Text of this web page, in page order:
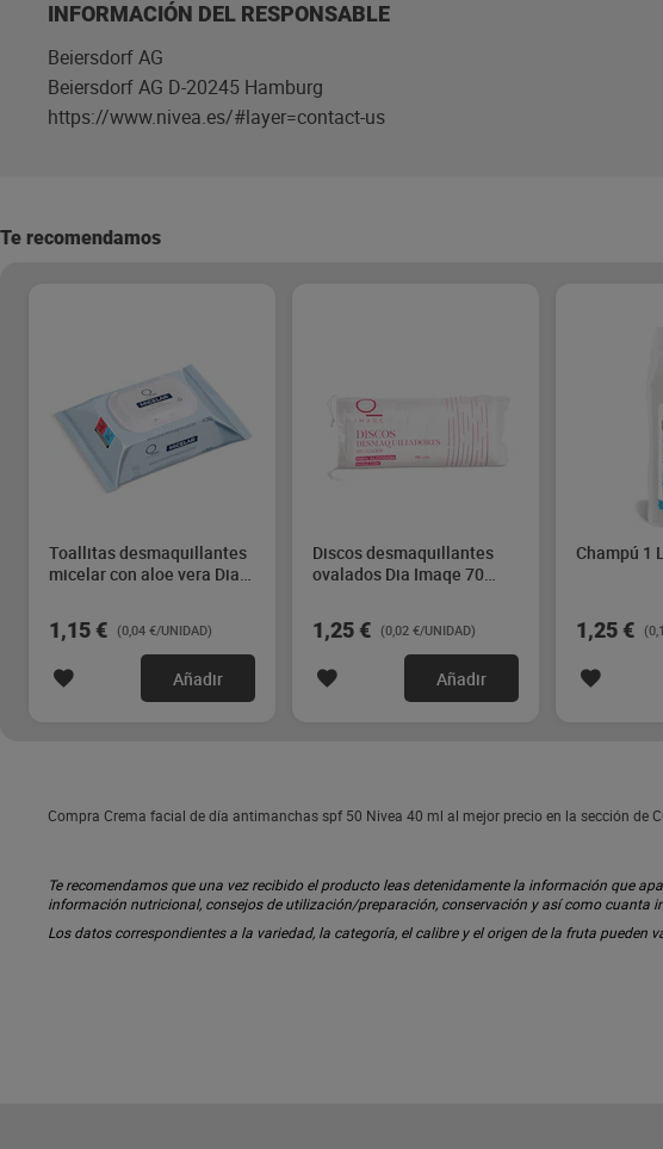
INFORMACIÓN DEL RESPONSABLE
Beiersdorf AG
Beiersdorf AG D-20245 Hamburg
https://www.nivea.es/#layer=contact-us
Te recomendamos
Toallitas desmaquillantes
micelar con aloe vera Dia
1,15 € (0,04 €/UNIDAD)
Añadir
Discos desmaquillantes
ovalados Dia Imaqe 70
1,25 € (0,02 €/UNIDAD)
Añadir
Champú 1
1,25 €
Compra Crema facial de día antimanchas spf 50 Nivea 40 ml al mejor precio en la sección de
Te recomendamos que una vez recibido el producto leas detenidamente la información que
información nutricional, consejos de utilización/preparación, conservación y así como
Los datos correspondientes a la variedad, la categoría, el calibre y el origen de la fruta pueden